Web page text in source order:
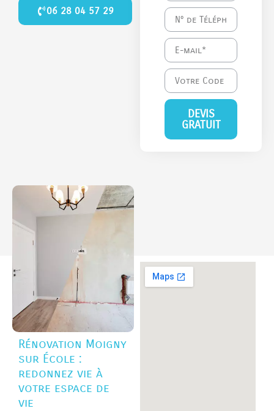
06 28 04 57 29
DEVIS
GRATUIT
Rénovation Moigny
sur École :
redonnez vie à
votre espace de
vie